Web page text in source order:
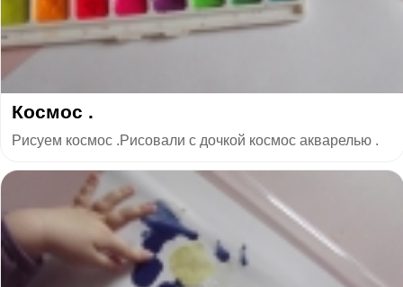
Космос .
Рисуем космос .Рисовали с дочкой космос акварелью .